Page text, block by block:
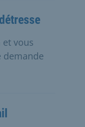
vous
demande